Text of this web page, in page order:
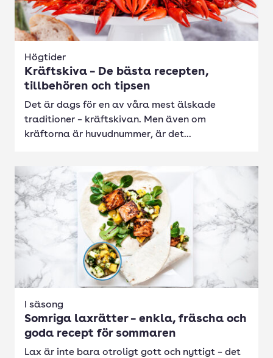
Högtider
Kräftskiva – De bästa recepten,
tillbehören och tipsen
Det är dags för en av våra mest älskade
traditioner – kräftskivan. Men även om
kräftorna är huvudnummer, är det...
I säsong
Somriga laxrätter – enkla, fräscha och
goda recept för sommaren
Lax är inte bara otroligt gott och nyttigt – det